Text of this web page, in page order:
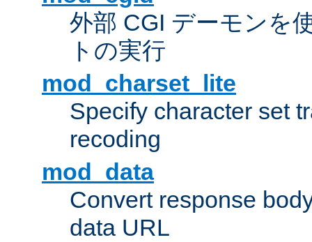
外部 CGI デーモンを
トの実行
mod_charset_lite
Specify character set
recoding
mod_data
Convert response
data URL